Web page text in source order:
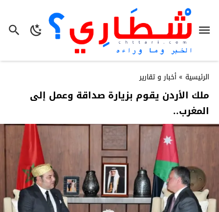
الرئيسية » أخبار و تقارير
ملك الأردن يقوم بزيارة صداقة وعمل إلى
المغرب..